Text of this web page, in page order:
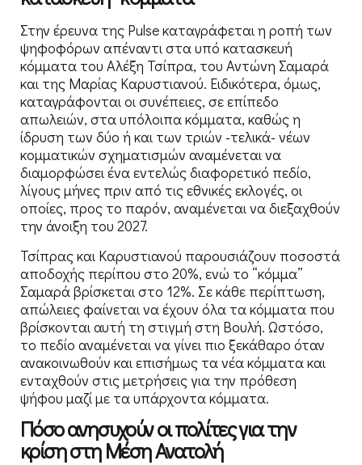
Στην έρευνα της Pulse καταγράφεται η ροπή των
ψηφοφόρων απέναντι στα υπό κατασκευή
κόμματα του Αλέξη Τσίπρα, του Αντώνη Σαμαρά
και της Μαρίας Καρυστιανού. Ειδικότερα, όμως,
καταγράφονται οι συνέπειες, σε επίπεδο
απωλειών, στα υπόλοιπα κόμματα, καθώς η
ίδρυση των δύο ή και των τριών -τελικά- νέων
κομματικών σχηματισμών αναμένεται να
διαμορφώσει ένα εντελώς διαφορετικό πεδίο,
λίγους μήνες πριν από τις εθνικές εκλογές, οι
οποίες, προς το παρόν, αναμένεται να διεξαχθούν
την άνοιξη του 2027.
Τσίπρας και Καρυστιανού παρουσιάζουν ποσοστά
αποδοχής περίπου στο 20%, ενώ το “κόμμα”
Σαμαρά βρίσκεται στο 12%. Σε κάθε περίπτωση,
απώλειες φαίνεται να έχουν όλα τα κόμματα που
βρίσκονται αυτή τη στιγμή στη Βουλή. Ωστόσο,
το πεδίο αναμένεται να γίνει πιο ξεκάθαρο όταν
ανακοινωθούν και επισήμως τα νέα κόμματα και
ενταχθούν στις μετρήσεις για την πρόθεση
ψήφου μαζί με τα υπάρχοντα κόμματα.
Πόσο ανησυχούν οι πολίτες για την
κρίση στη Μέση Ανατολή